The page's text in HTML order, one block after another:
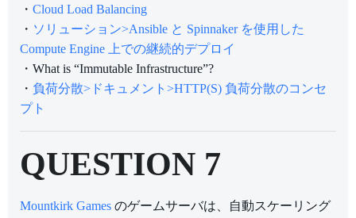
・ Cloud Load Balancing
・ ソリューション>Ansible と Spinnaker を使用した
Compute Engine 上での継続的デプロイ
・What is “Immutable Infrastructure”?
・ 負荷分散>ドキュメント>HTTP(S) 負荷分散のコンセ
プト
QUESTION 7
Mountkirk Games のゲームサーバは、自動スケーリング